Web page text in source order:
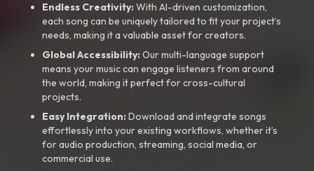
Endless Creativity:With AI-driven customization,
each song can be uniquely tailored to fit your project’s
needs, making it a valuable asset for creators.
Global Accessibility:Our multi-language support
means your music can engage listeners from around
the world, making it perfect for cross-cultural
projects.
Easy Integration:Download and integrate songs
effortlessly into your existing workflows, whether it’s
for audio production, streaming, social media, or
commercial use.